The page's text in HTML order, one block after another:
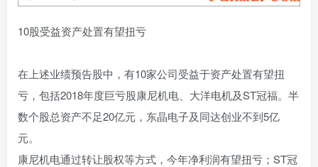
10股受益资产处置有望扭亏
在上述业绩预告股中，有10家公司受益于资产处置有望扭
亏，包括2018年度巨亏股康尼机电、大洋电机及ST冠福。半
数个股总资产不足20亿元，东晶电子及同达创业不到5亿
元。
康尼机电通过转让股权等方式，今年净利润有望扭亏；ST冠